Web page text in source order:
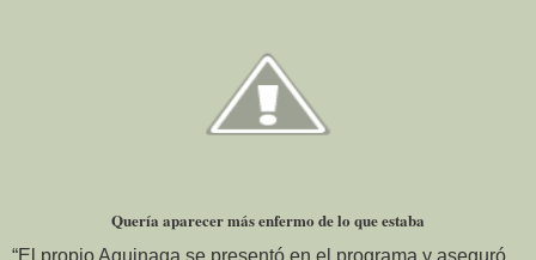
Quería aparecer más enfermo de lo que estaba